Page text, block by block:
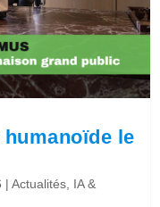
le
|Actualités, IA &